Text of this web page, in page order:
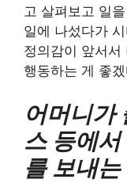
고 살펴보고 일
일에 나섰다가
정의감이 앞서서
행동하는 게 좋
어머니가
스 등에
를 보내는